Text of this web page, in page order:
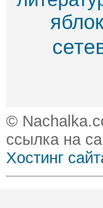
©
ссылка на
Хостинг